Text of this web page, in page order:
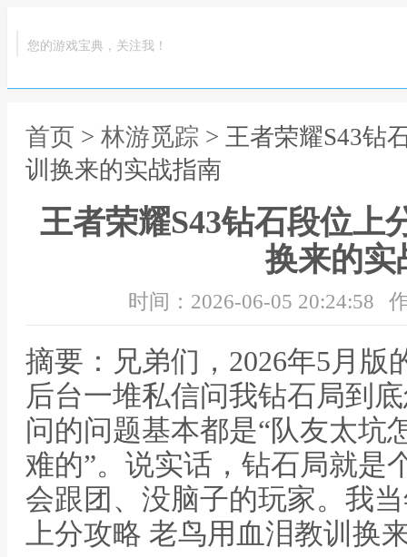
您的游戏宝典，关注我！
首页 > 林游觅踪 > 王者荣耀S43钻
训换来的实战指南
王者荣耀S43钻石段位上
换来的实
时间：2026-06-05 20:24:58
摘要：兄弟们，2026年5月版
后台一堆私信问我钻石局到
问的问题基本都是“队友太坑
难的”。说实话，钻石局就是
会跟团、没脑子的玩家。我
上分攻略 老鸟用血泪教训换